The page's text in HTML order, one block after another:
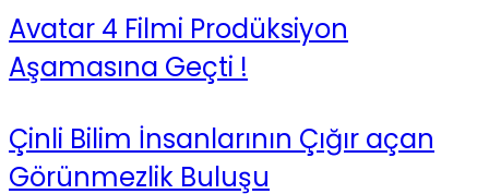
Avatar 4 Filmi Prodüksiyon
Aşamasına Geçti !
Çinli Bilim İnsanlarının Çığır açan
Görünmezlik Buluşu